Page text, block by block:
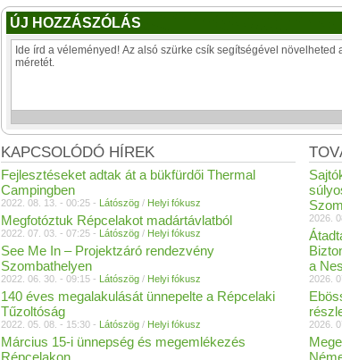
ÚJ HOZZÁSZÓLÁS
2026.
a
2026.
2026.
KAPCSOLÓDÓ HÍREK
Fejlesztéseket adtak át a bükfürdői Thermal
Campingben
2022. 08. 13. - 00:25 - Látószög / Helyi fókusz
Megfotóztuk Répcelakot madártávlatból
2022. 07. 03. - 07:25 - Látószög / Helyi fókusz
See Me In – Projektzáró rendezvény
Szombathelyen
2022. 06. 30. - 09:15 - Látószög / Helyi fókusz
140 éves megalakulását ünnepelte a Répcelaki
Tűzoltóság
2022. 05. 08. - 15:30 - Látószög / Helyi fókusz
Március 15-i ünnepség és megemlékezés
Répcelakon